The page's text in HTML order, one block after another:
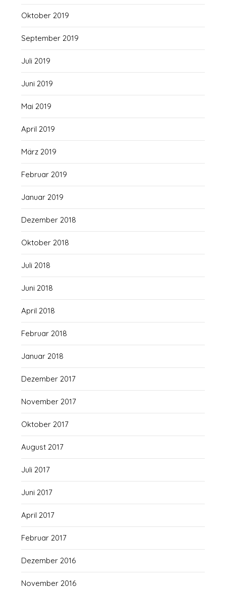
Oktober 2019
September 2019
Juli 2019
Juni 2019
Mai 2019
April 2019
März 2019
Februar 2019
Januar 2019
Dezember 2018
Oktober 2018
Juli 2018
Juni 2018
April 2018
Februar 2018
Januar 2018
Dezember 2017
November 2017
Oktober 2017
August 2017
Juli 2017
Juni 2017
April 2017
Februar 2017
Dezember 2016
November 2016